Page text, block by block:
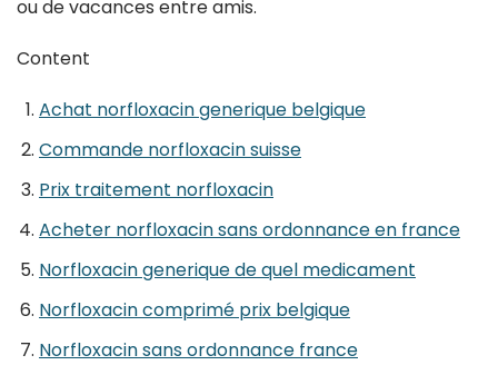
ou de vacances entre amis.
Content
Achat norfloxacin generique belgique
Commande norfloxacin suisse
Prix traitement norfloxacin
Acheter norfloxacin sans ordonnance en france
Norfloxacin generique de quel medicament
Norfloxacin comprimé prix belgique
Norfloxacin sans ordonnance france